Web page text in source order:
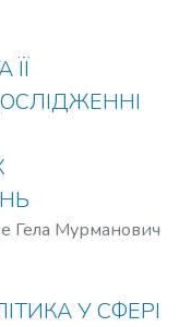
Гела Мурманович
У СФЕРІ